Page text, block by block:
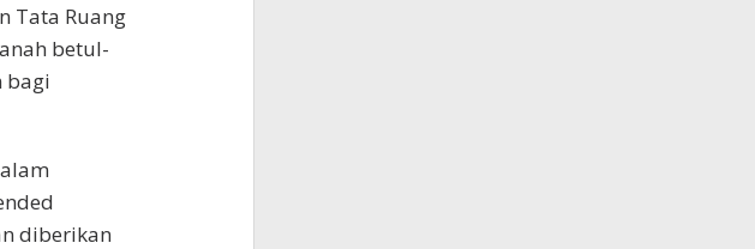
Tata Ruang
betul-
bagi
diberikan